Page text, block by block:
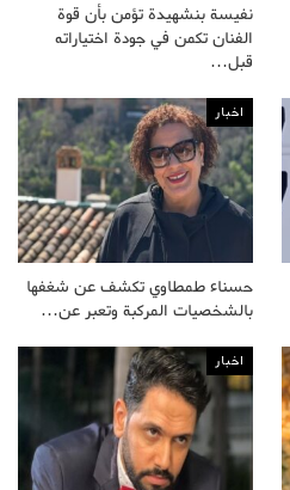
نفيسة بنشهيدة تؤمن بأن قوة
الفنان تكمن في جودة اختياراته
قبل…
اخبار
حسناء طمطاوي تكشف عن شغفها
بالشخصيات المركبة وتعبر عن…
اخبار